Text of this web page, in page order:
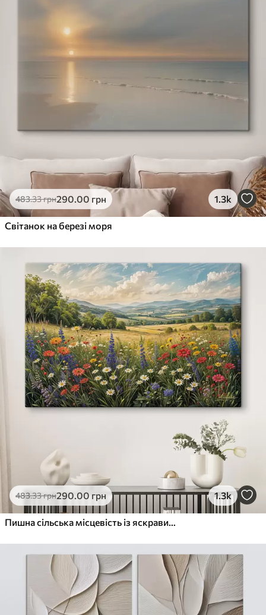
483.33грн290.00 грн 1.3k
Світанок на березі моря
483.33грн290.00 грн 1.3k
Пишна сільська місцевість із яскравим лугом диких квітів, наповненим різнокольоровими квітами під хмарним небом